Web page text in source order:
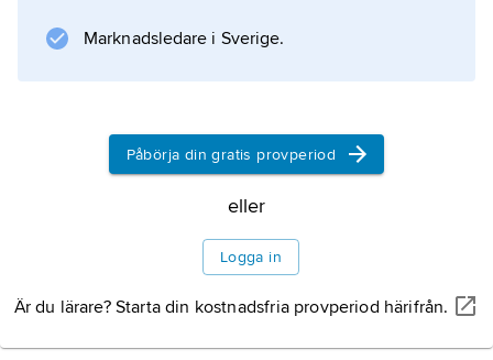
Marknadsledare i Sverige.
Påbörja din gratis provperiod
eller
Logga in
Är du lärare? Starta din kostnadsfria provperiod härifrån.